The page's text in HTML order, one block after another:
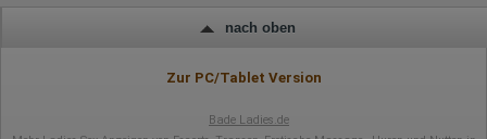
nach oben
Zur PC/Tablet Version
Bade Ladies.de